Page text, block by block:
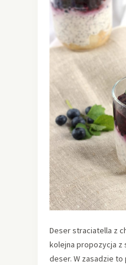
Deser straciatella z
kolejna propozycja z
deser. W zasadzie